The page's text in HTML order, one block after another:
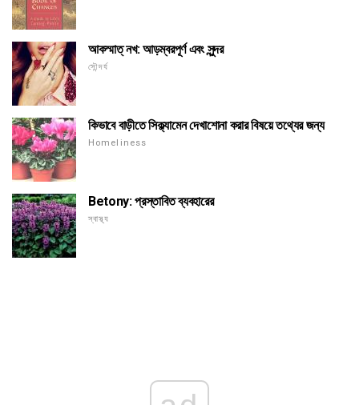
আকস্মাত্ নখ: আড়ম্বরপূর্ণ এবং সুন্দর
সৌন্দর্য
কিভাবে বাড়ীতে সিক্ল্যামেন দেখাশোনা করার বিষয়ে তথ্যের জন্য
Homeliness
Betony: প্রস্তাবিত ব্যবহারের
স্বাস্থ্য